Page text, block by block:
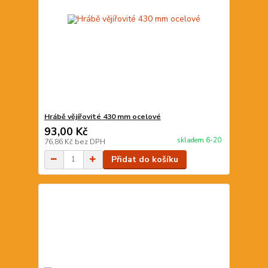
Hrábě vějířovité 430 mm ocelové
93,00 Kč
76,86 Kč bez DPH skladem 6-20
Přidat do košíku